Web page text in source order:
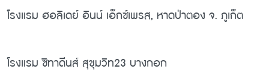
โรงแรม ฮอลิเดย์ อินน์ เอ็กซ์เพรส, หาดป่าตอง จ. ภูเก็ต
โรงแรม ซิทาดีนส์ สุขุมวิท23 บางกอก